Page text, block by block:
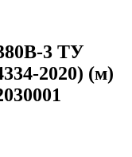
3 ТУ
2020) (м)